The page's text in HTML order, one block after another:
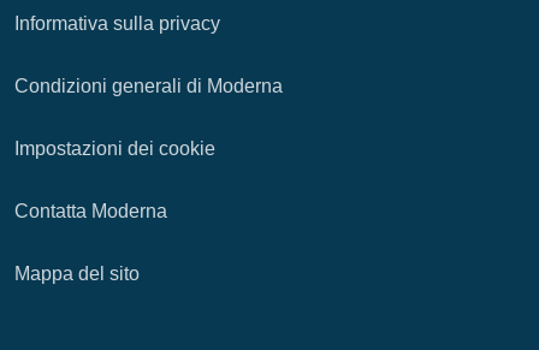
Informativa sulla privacy
Condizioni generali di Moderna
Impostazioni dei cookie
Contatta Moderna
Mappa del sito